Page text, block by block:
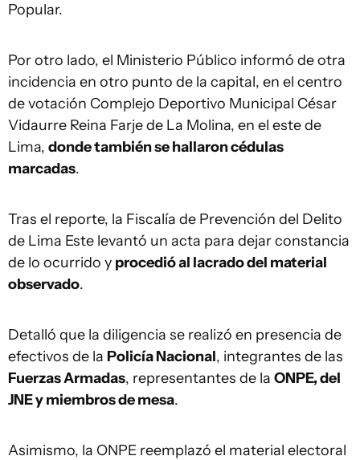
Popular.
Por otro lado, el Ministerio Público informó de otra
incidencia en otro punto de la capital, en el centro
de votación Complejo Deportivo Municipal César
Vidaurre Reina Farje de La Molina, en el este de
Lima, donde también se hallaron cédulas
marcadas.
Tras el reporte, la Fiscalía de Prevención del Delito
de Lima Este levantó un acta para dejar constancia
de lo ocurrido y procedió al lacrado del material
observado.
Detalló que la diligencia se realizó en presencia de
efectivos de la Policía Nacional, integrantes de las
Fuerzas Armadas, representantes de la ONPE, del
JNE y miembros de mesa.
Asimismo, la ONPE reemplazó el material electoral